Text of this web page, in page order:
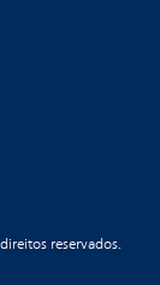
reservados.